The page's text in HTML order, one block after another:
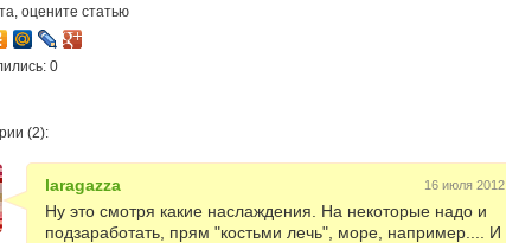
оцените статью
0
(2):
laragazza 16 июля 2012
Ну это смотря какие наслаждения. На некоторые надо и
подзаработать, прям "костьми лечь", море, например.... И